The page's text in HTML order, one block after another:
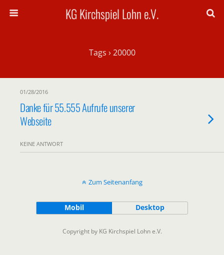
KG Kirchspiel Lohn e.V.
Tags › 20000
01/28/2016
Danke für 55.555 Aufrufe unserer
Webseite
KEINE ANTWORT
Zum Seitenanfang
Mobil Desktop
Copyright by KG Kirchspiel Lohn e.V.